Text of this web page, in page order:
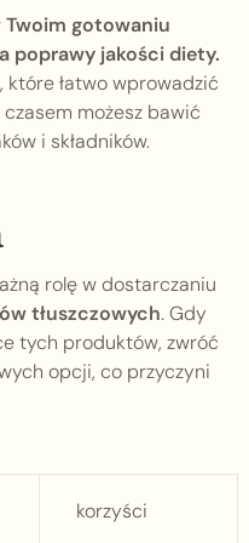
Twoim gotowaniu
poprawy jakości diety.
łatwo wprowadzić
możesz bawić
i składników.
rolę w dostarczaniu
tłuszczowych. Gdy
tych produktów, zwróć
opcji, co przyczyni
korzyści